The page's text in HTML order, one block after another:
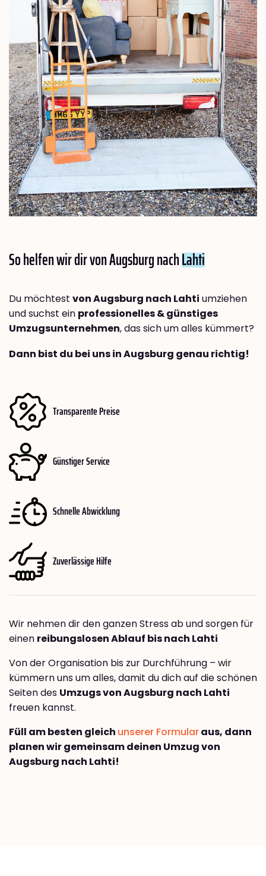
So helfen wir dir von Augsburg nachLahti
Du möchtest von Augsburg nach Lahti umziehen
und suchst ein professionelles & günstiges
Umzugsunternehmen, das sich um alles kümmert?
Dann bist du bei uns in Augsburg genau richtig!
Transparente Preise
Günstiger Service
Schnelle Abwicklung
Zuverlässige Hilfe
Wir nehmen dir den ganzen Stress ab und sorgen für
einen reibungslosen Ablauf bis nach Lahti
Von der Organisation bis zur Durchführung – wir
kümmern uns um alles, damit du dich auf die schönen
Seiten des Umzugs von Augsburg nach Lahti
freuen kannst.
Füll am besten gleich unserer Formularaus, dann
planen wir gemeinsam deinen Umzug von
Augsburg nach Lahti!